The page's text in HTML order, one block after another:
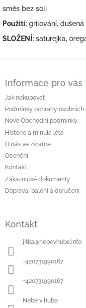
směs bez soli
Použití: grilování, dušená
SLOŽENÍ: saturejka,
Informace pro vás
Jak nakupovat
Podmínky ochrany osobních
Nové Obchodní podmínky
Historie a minulá léta
O nás ve zkratce
Ocenění
Kontakt
Zákaznické dokumenty
Doprava, balení a doručení
Kontakt
jitka@nebevhube.info
+420731990167
+420731990167
Nebe v hube